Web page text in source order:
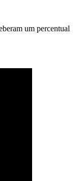
um percentual